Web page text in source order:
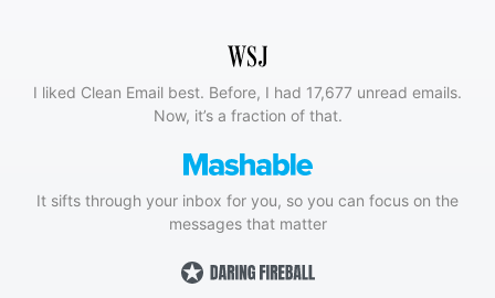
I liked Clean Email best. Before, I had 17,677 unread emails.
Now, it’s a fraction of that.
It sifts through your inbox for you, so you can focus on the
messages that matter